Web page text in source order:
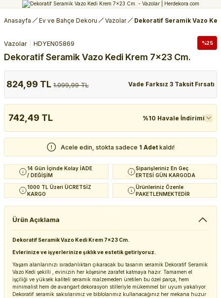
Anasayfa Ev ve Bahçe Dekoru Vazolar Dekoratif Seramik Vazo
%25
Vazolar HDYEN05869
Dekoratif Seramik Vazo Kedi Krem 7x23 Cm.
824,99 TL 1.099,99 TL Vade Farksız 3 Taksit Fırsatı
742,49 TL %10 Havale İndirimi
Acele edin, stokta sadece 1 Adet kaldı!
14 Gün İçinde Kolay İADE
/ DEĞİŞİM
Siparişleriniz En Geç
ERTESİ GÜN KARGODA
1000 TL Üzeri ÜCRETSİZ
KARGO
Ürünleriniz Özenle
PAKETLENMEKTEDİR
Ürün Açıklama
Dekoratif Seramik Vazo Kedi Krem 7x23 Cm.
Evlerinize ve işyerlerinize şıklık ve estetik getiriyoruz.
Yaşam alanlarınızı sıradanlıktan çıkaracak bu tasarım seramik Dekoratif Seramik
Vazo Kedi şekilli , evinizin her köşesine zarafet katmaya hazır. Tamamen el
işçiliği ve yüksek kaliteli seramik malzemeden üretilen bu özel parça, hem
minimalist hem de avangart dekorasyon stilleriyle mükemmel bir uyum yakalıyor.
Dekoratif seramik saksılarımız ve biblolarımız kullanacağınız her mekana huzur